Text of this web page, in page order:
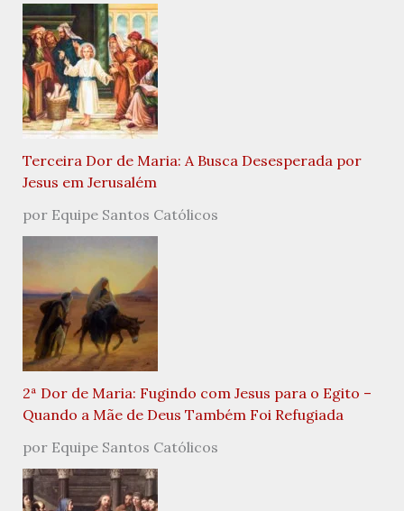
Terceira Dor de Maria: A Busca Desesperada por
Jesus em Jerusalém
por Equipe Santos Católicos
2ª Dor de Maria: Fugindo com Jesus para o Egito –
Quando a Mãe de Deus Também Foi Refugiada
por Equipe Santos Católicos